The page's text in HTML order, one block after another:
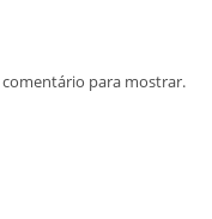
para mostrar.